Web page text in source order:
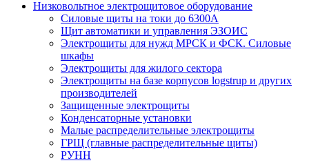
Низковольтное электрощитовое оборудование
Силовые щиты на токи до 6300А
Щит автоматики и управления ЭЗОИС
Электрощиты для нужд МРСК и ФСК. Силовые
шкафы
Электрощиты для жилого сектора
Электрощиты на базе корпусов logstrup и других
производителей
Защищенные электрощиты
Конденсаторные установки
Малые распределительные электрощиты
ГРЩ (главные распределительные щиты)
РУНН